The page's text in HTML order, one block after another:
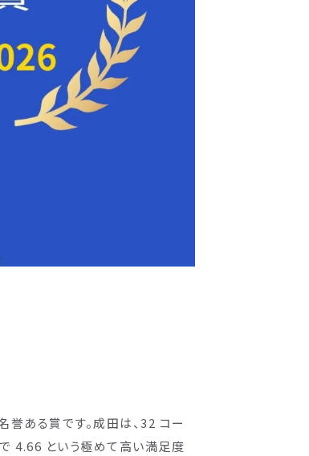
ある賞です。成田は、32 コー
4.66 という極めて高い満足度